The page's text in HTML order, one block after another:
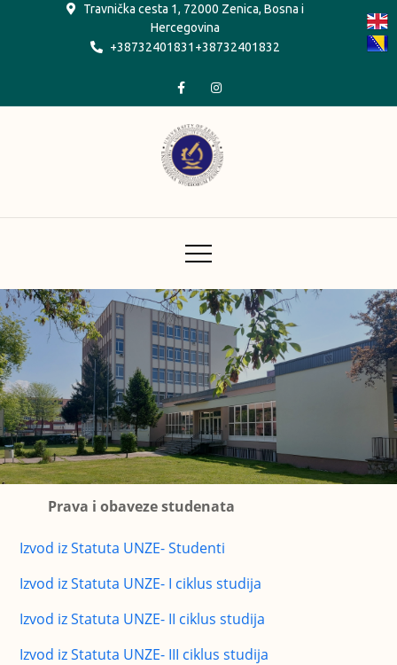
Travnička cesta 1, 72000 Zenica, Bosna i
Hercegovina
+38732401831+38732401832
Prava i obaveze studenata
Izvod iz Statuta UNZE- Studenti
Izvod iz Statuta UNZE- I ciklus studija
Izvod iz Statuta UNZE- II ciklus studija
Izvod iz Statuta UNZE- III ciklus studija